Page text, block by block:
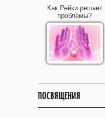
Как Рейки решает
проблемы?
ПОСВЯЩЕНИЯ